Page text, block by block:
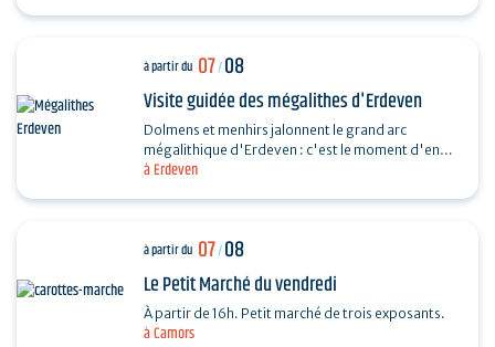
à Erdeven
à partir du 07/08
Visite guidée des mégalithes d'Erdeven
Dolmens et menhirs jalonnent le grand arc
mégalithique d'Erdeven : c'est le moment d'en
découvrir un peu plus. Des Alignements de
à Camors
à partir du 07/08
Le Petit Marché du vendredi
À partir de 16h. Petit marché de trois exposants.